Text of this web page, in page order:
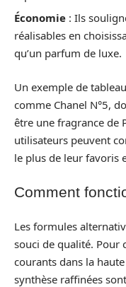
Économie : Ils
réalisables en
qu’un parfum de luxe.
Un exemple de
comme Chanel N°5,
être une fragrance de
utilisateurs peuvent
le plus de leur favoris
Comment
Les formules
souci de qualité. Pour
courants dans la
synthèse raffinées